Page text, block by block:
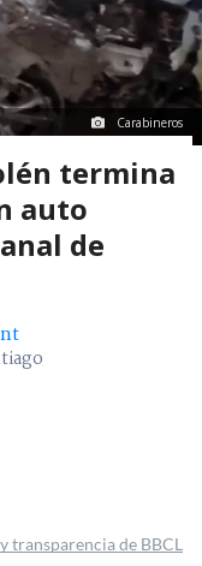
Carabineros
termina
auto
de
transparencia de BBCL